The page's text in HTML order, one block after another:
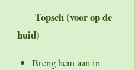
Topsch (voor op de
huid)
Breng hem aan in